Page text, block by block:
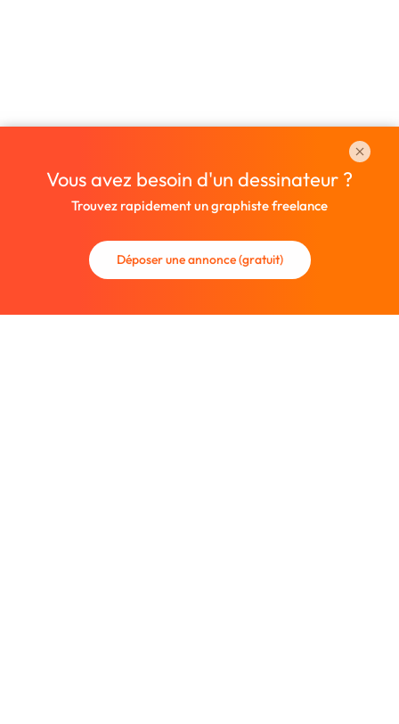
Vous avez besoin d'un dessinateur ?
Trouvez rapidement un graphiste freelance
Déposer une annonce (gratuit)